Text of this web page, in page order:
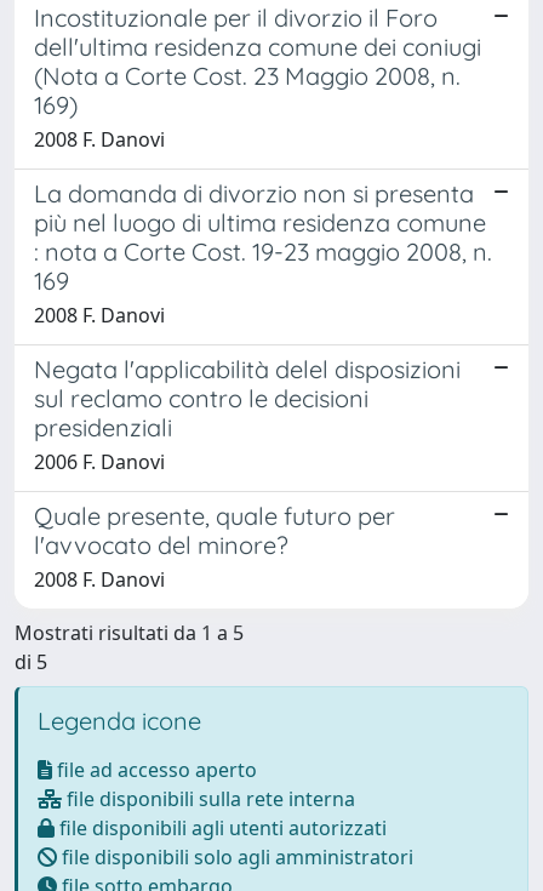
Incostituzionale per il divorzio il Foro
dell'ultima residenza comune dei coniugi
(Nota a Corte Cost. 23 Maggio 2008, n.
169)
2008 F. Danovi
La domanda di divorzio non si presenta
più nel luogo di ultima residenza comune
: nota a Corte Cost. 19-23 maggio 2008, n.
169
2008 F. Danovi
Negata l'applicabilità delel disposizioni
sul reclamo contro le decisioni
presidenziali
2006 F. Danovi
Quale presente, quale futuro per
l'avvocato del minore?
2008 F. Danovi
Mostrati risultati da 1 a 5
di 5
Legenda icone
file ad accesso aperto
file disponibili sulla rete interna
file disponibili agli utenti autorizzati
file disponibili solo agli amministratori
file sotto embargo